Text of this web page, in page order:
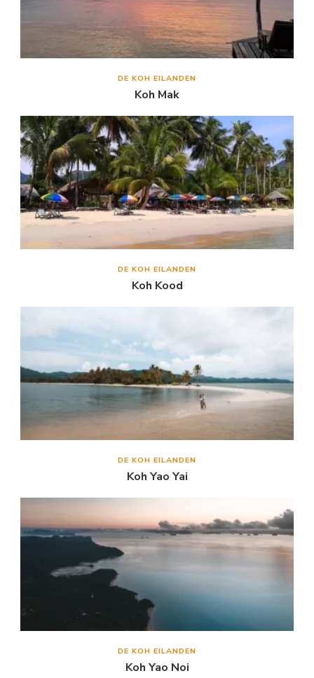
DE KOH EILANDEN
Koh Mak
DE KOH EILANDEN
Koh Kood
DE KOH EILANDEN
Koh Yao Yai
DE KOH EILANDEN
Koh Yao Noi